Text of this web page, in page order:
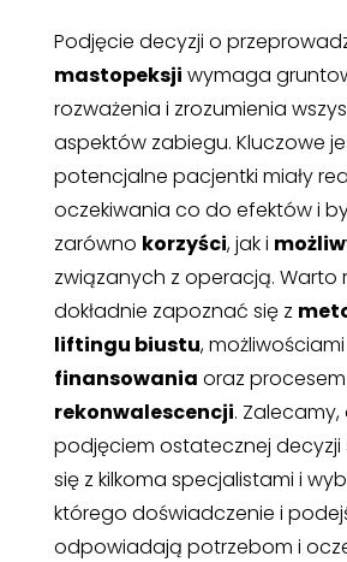
Podjęcie decyzji o
mastopeksji wymaga
rozważenia i zrozumienia
aspektów zabiegu. Kluczowe
potencjalne pacjentki miały
oczekiwania co do efektów i
zarówno korzyści, jak i
związanych z operacją. Warto
dokładnie zapoznać się z
liftingu biustu, możliwościami
finansowania oraz procesem
rekonwalescencji.
podjęciem ostatecznej decyzji
się z kilkoma specjalistami i
którego doświadczenie i
odpowiadają potrzebom i